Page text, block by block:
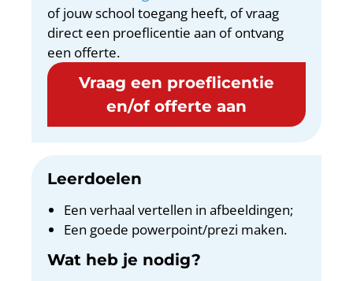
of jouw school toegang heeft, of vraag
direct een proeflicentie aan of ontvang
een offerte.
Vraag een proeflicentie
en/of offerte aan
Leerdoelen
Een verhaal vertellen in afbeeldingen;
Een goede powerpoint/prezi maken.
Wat heb je nodig?